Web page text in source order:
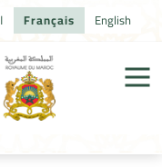
Français English